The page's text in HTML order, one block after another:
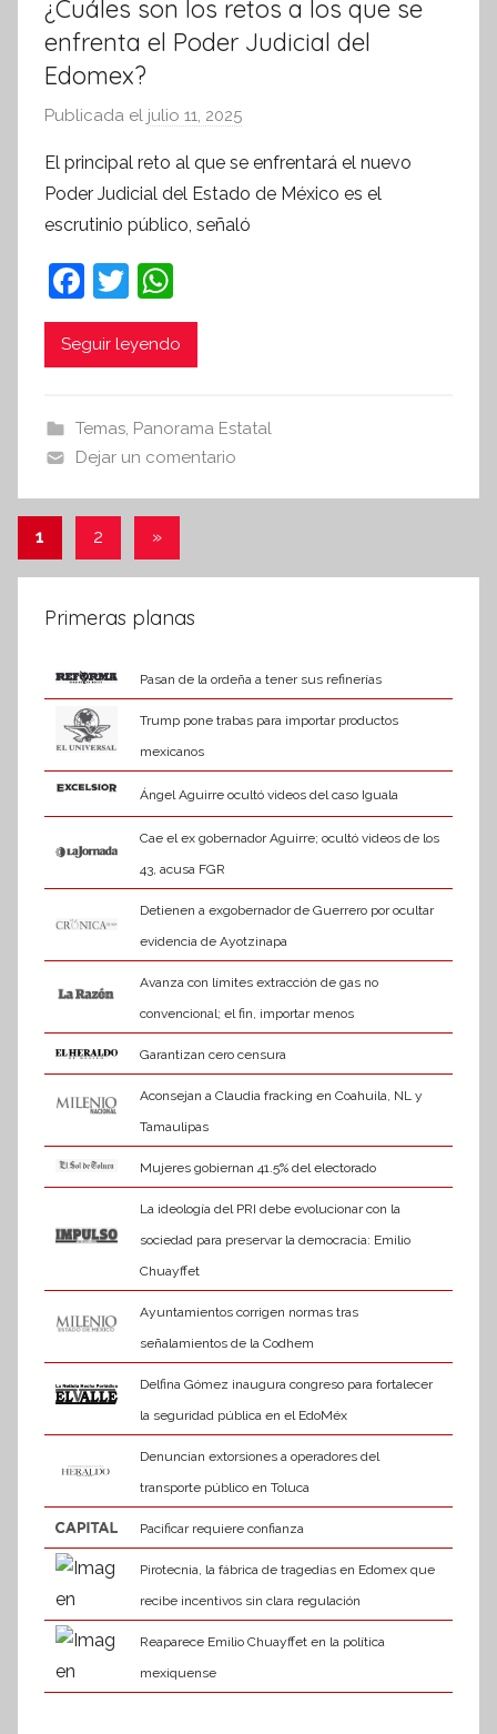
¿Cuáles son los retos a los que se
enfrenta el Poder Judicial del
Edomex?
Publicada el julio 11, 2025
r
S
í
I
m
a
El principal reto al que se enfrentará el nuevo
Poder Judicial del Estado de México es el
escrutinio público, señaló
F
a
c
b
o
o
k
T
w
itt
h
at
A
p
p
Seguir leyendo
Temas, Panorama Estatal
Dejar un comentario
Paginación
de
entradas
1 2
Entradas
siguientes
»
Primeras planas
Pasan de la ordeña a tener sus refinerías
Trump pone trabas para importar productos
mexicanos
Ángel Aguirre ocultó videos del caso Iguala
Cae el ex gobernador Aguirre; ocultó videos de los
43, acusa FGR
Detienen a exgobernador de Guerrero por ocultar
evidencia de Ayotzinapa
Avanza con límites extracción de gas no
convencional; el fin, importar menos
Garantizan cero censura
Aconsejan a Claudia fracking en Coahuila, NL y
Tamaulipas
Mujeres gobiernan 41.5% del electorado
La ideología del PRI debe evolucionar con la
sociedad para preservar la democracia: Emilio
Chuayffet
Ayuntamientos corrigen normas tras
señalamientos de la Codhem
Delfina Gómez inaugura congreso para fortalecer
la seguridad pública en el EdoMéx
Denuncian extorsiones a operadores del
transporte público en Toluca
Pacificar requiere confianza
Pirotecnia, la fábrica de tragedias en Edomex que
recibe incentivos sin clara regulación
Reaparece Emilio Chuayffet en la política
mexiquense